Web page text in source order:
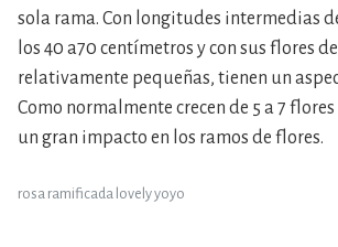
sola rama. Con longitudes intermedias
los 40 a70 centímetros y con sus flores
relativamente pequeñas, tienen un
Como normalmente crecen de 5 a 7
un gran impacto en los ramos de flores.
rosa ramificada lovely yoyo